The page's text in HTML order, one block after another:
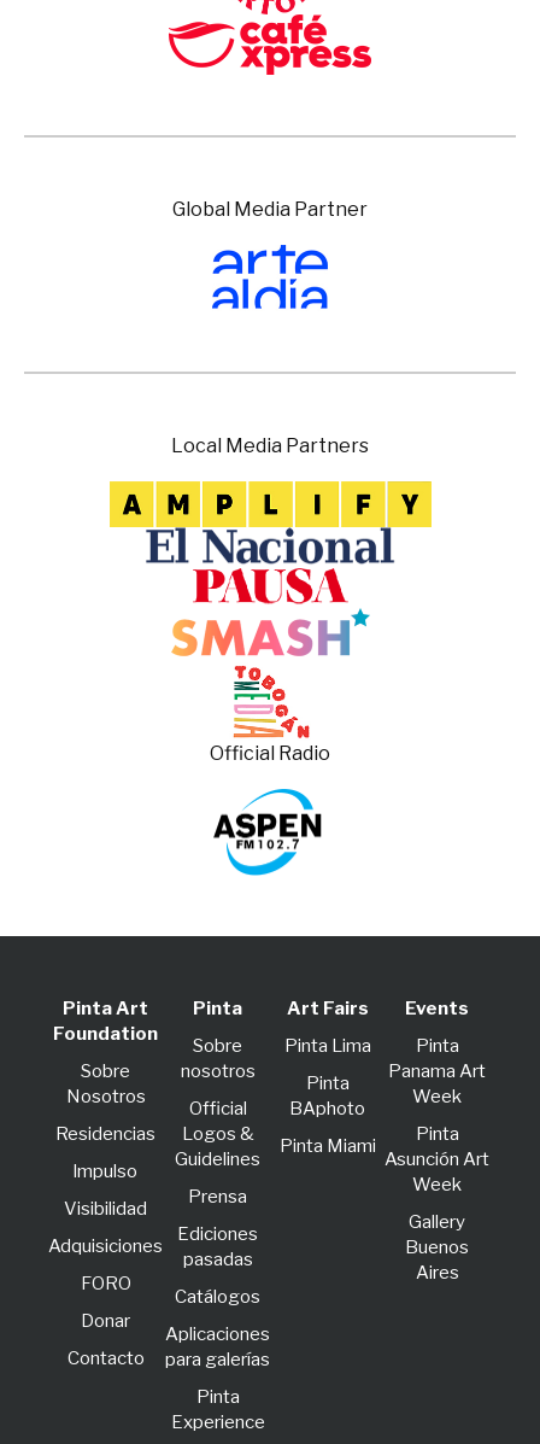
Global Media Partner
Local Media Partners
Official Radio
Pinta Art
Foundation
Sobre
Nosotros
Residencias
lmpulso
Visibilidad
Adquisiciones
FORO
Donar
Contacto
Pinta
Sobre
nosotros
Official
Logos &
Guidelines
Prensa
Ediciones
pasadas
Catálogos
Aplicaciones
para galerías
Pinta
Experience
Art Fairs
Pinta Lima
Pinta
BAphoto
Pinta Miami
Events
Pinta
Panama Art
Week
Pinta
Asunción Art
Week
Gallery
Buenos
Aires